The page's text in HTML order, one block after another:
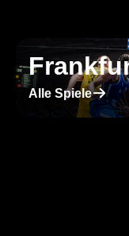
Alle Spiele􀄫